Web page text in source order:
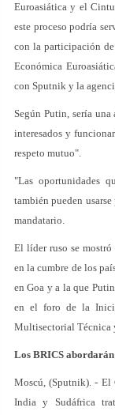
Euroasiática y el
este proceso podría
con la participación
Económica
con Sputnik y la
Según Putin, sería
interesados y
respeto mutuo".
"Las oportunidades
también pueden
mandatario.
El líder ruso se mostró
en la cumbre de los
en Goa y a la que
en el foro de la
Multisectorial Técnica
Los BRICS
Moscú, (Sputnik). - El
India y Sudáfrica